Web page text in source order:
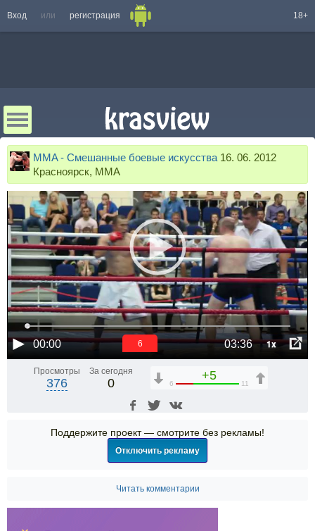
Вход или регистрация 18+
MMA - Смешанные боевые искусства 16. 06. 2012
Красноярск, ММА
00:00 03:36 1x
6
Просмотры
376
За сегодня
0
+5
6 11
Поддержите проект — смотрите без рекламы!
Отключить рекламу
Читать комментарии